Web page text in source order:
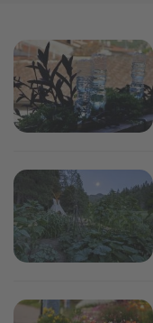
Image
Image
Image